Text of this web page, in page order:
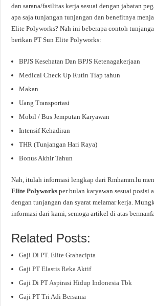
dan sarana/fasilitas kerja sesuai dengan jabatan
apa saja tunjangan tunjangan dan benefitnya
Elite Polyworks? Nah ini beberapa contoh
berikan PT Sun Elite Polyworks:
BPJS Kesehatan Dan BPJS Ketenagakerjaan
Medical Check Up Rutin Tiap tahun
Makan
Uang Transportasi
Mobil / Bus Jemputan Karyawan
Intensif Kehadiran
THR (Tunjangan Hari Raya)
Bonus Akhir Tahun
Nah, itulah informasi lengkap dari Rmhamm.lu
Elite Polyworksper bulan karyawan sesuai posisi
dengan tunjangan dan syarat melamar kerja.
informasi dari kami, semoga artikel di atas
Related Posts:
Gaji Di PT. Elite Grahacipta
Gaji PT Elastis Reka Aktif
Gaji Di PT Aspirasi Hidup Indonesia Tbk
Gaji PT Tri Adi Bersama